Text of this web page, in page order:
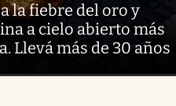
la fiebre del oro y
a cielo abierto más
Llevá más de 30 años